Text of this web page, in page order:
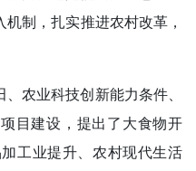
制，扎实推进农村改革，
农业科技创新能力条件、
目建设，提出了大食物开
工业提升、农村现代生活